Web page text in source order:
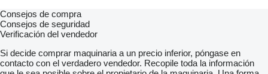
Consejos de compra
Consejos de seguridad
Verificación del vendedor
Si decide comprar maquinaria a un precio inferior, póngase en
contacto con el verdadero vendedor. Recopile toda la información